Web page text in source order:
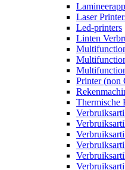
Laser
Led-printers
Linten
Printer (non
Thermische